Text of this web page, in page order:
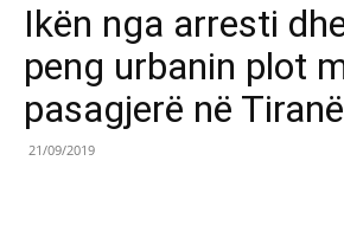
Ikën nga arresti
peng urbanin plot
pasagjerë në
21/09/2019